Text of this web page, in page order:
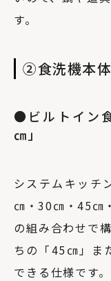
す。
②食洗機本
●ビルトイン
㎝」
システムキッチ
㎝・30㎝・45㎝
の組み合わせで
ちの「45㎝」ま
できる仕様です